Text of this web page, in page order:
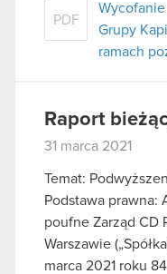
PDF
Grupy
ramach
Raport
31 marca 2021
Temat:
Podstawa prawna:
poufne Zarząd CD
Warszawie
marca 2021 roku